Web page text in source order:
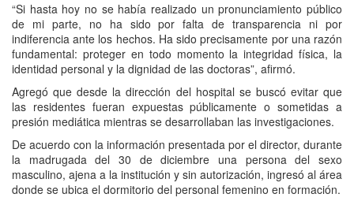
“Si hasta hoy no se había realizado un pronunciamiento público
de mi parte, no ha sido por falta de transparencia ni por
indiferencia ante los hechos. Ha sido precisamente por una razón
fundamental: proteger en todo momento la integridad física, la
identidad personal y la dignidad de las doctoras”, afirmó.
Agregó que desde la dirección del hospital se buscó evitar que
las residentes fueran expuestas públicamente o sometidas a
presión mediática mientras se desarrollaban las investigaciones.
De acuerdo con la información presentada por el director, durante
la madrugada del 30 de diciembre una persona del sexo
masculino, ajena a la institución y sin autorización, ingresó al área
donde se ubica el dormitorio del personal femenino en formación.